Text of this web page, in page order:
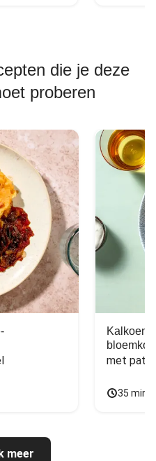
die je deze
proberen
Kalkoen
met
35
meer